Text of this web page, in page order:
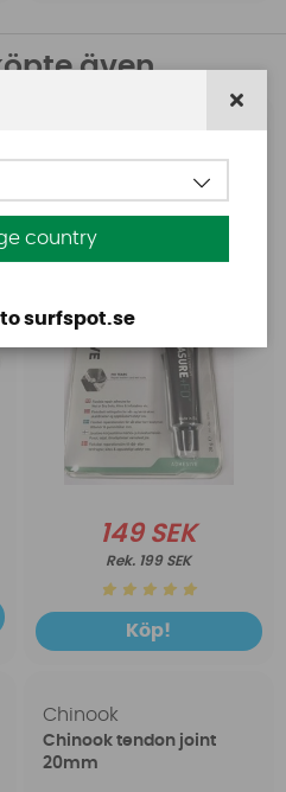
även
Aquasure FD
149 SEK
199 SEK
Köp!
Chinook
Chinook tendon joint
20mm
country
surfspot.se